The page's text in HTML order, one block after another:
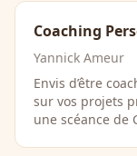
Coaching
Yannick Ameur
Envis d’être
sur vos projets
une scéance de